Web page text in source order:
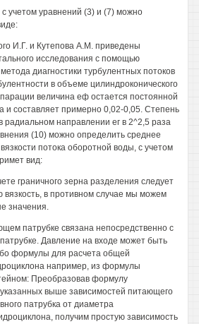
с учетом уравнений (3) и (7) можно
И.Г. и Кутепова A.M. приведены
исследования с помощью
диагностики турбулентных потоков
в объеме цилиндроконического
величина еф остается постоянной
и составляет примерно 0,02-0,05. Степень
радиальном направлении ег в 2^2,5 раза
(10) можно определить среднее
потока оборотной воды, с учетом
вид:
граничного зерна разделения следует
вязкость, в противном случае мы можем
значения.
патрубке связана непосредственно с
Давление на входе может быть
формулы для расчета общей
например, из формулы
Преобразовав формулу
выше зависимостей питающего
патрубка от диаметра
получим простую зависимость